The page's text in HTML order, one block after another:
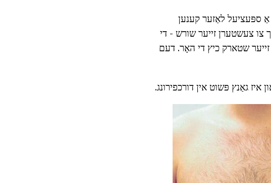
אַ ספּעציעל לאַזער קענען
צו צעשטערן זייער שורש - די
שטארק כיץ די האָר. דעם
גאַנץ פּשוט אין דורכפירונג.